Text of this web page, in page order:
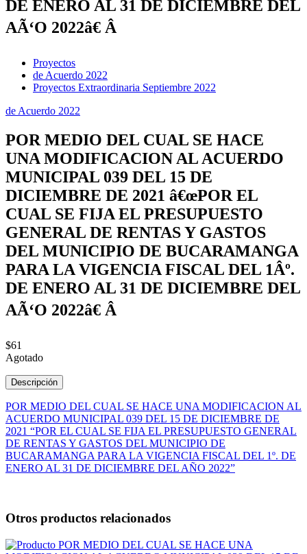
DE ENERO AL 31 DE DICIEMBRE DEL
AÃ‘O 2022â€ Â
Proyectos
de Acuerdo 2022
Proyectos Extraordinaria Septiembre 2022
de Acuerdo 2022
POR MEDIO DEL CUAL SE HACE
UNA MODIFICACION AL ACUERDO
MUNICIPAL 039 DEL 15 DE
DICIEMBRE DE 2021 â€œPOR EL
CUAL SE FIJA EL PRESUPUESTO
GENERAL DE RENTAS Y GASTOS
DEL MUNICIPIO DE BUCARAMANGA
PARA LA VIGENCIA FISCAL DEL 1Âº.
DE ENERO AL 31 DE DICIEMBRE DEL
AÃ‘O 2022â€ Â
$61
Agotado
Descripción
POR MEDIO DEL CUAL SE HACE UNA MODIFICACION AL
ACUERDO MUNICIPAL 039 DEL 15 DE DICIEMBRE DE
2021 “POR EL CUAL SE FIJA EL PRESUPUESTO GENERAL
DE RENTAS Y GASTOS DEL MUNICIPIO DE
BUCARAMANGA PARA LA VIGENCIA FISCAL DEL 1º. DE
ENERO AL 31 DE DICIEMBRE DEL AÑO 2022”
Otros productos relacionados